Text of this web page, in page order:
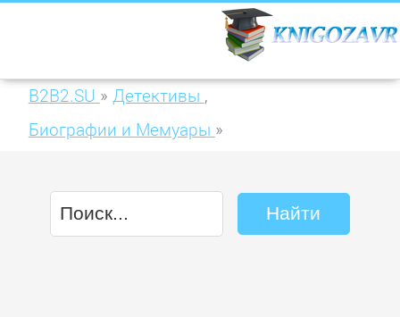
B2B2.SU » Детективы ,
Биографии и Мемуары »